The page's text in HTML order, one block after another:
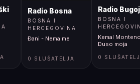
Radio Bosna
BOSNA I
HERCEGOVINA
Đani - Nema me
0 SLUŠATELJA
Radio
BOSNA I
Kemal
Duso moja
0